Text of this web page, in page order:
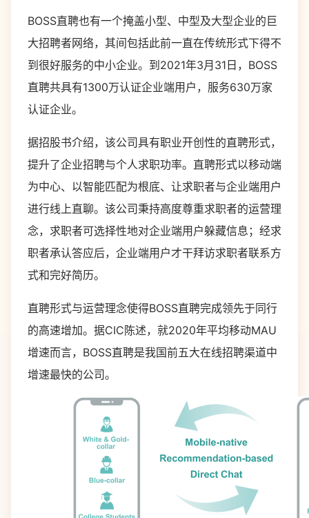
BOSS直聘也有一个掩盖小型、中型及大型企业的巨
大招聘者网络，其间包括此前一直在传统形式下得不
到很好服务的中小企业。到2021年3月31日，BOSS
直聘共具有1300万认证企业端用户，服务630万家
认证企业。
据招股书介绍，该公司具有职业开创性的直聘形式，
提升了企业招聘与个人求职功率。直聘形式以移动端
为中心、以智能匹配为根底、让求职者与企业端用户
进行线上直聊。该公司秉持高度尊重求职者的运营理
念，求职者可选择性地对企业端用户躲藏信息；经求
职者承认答应后，企业端用户才干拜访求职者联系方
式和完好简历。
直聘形式与运营理念使得BOSS直聘完成领先于同行
的高速增加。据CIC陈述，就2020年平均移动MAU
增速而言，BOSS直聘是我国前五大在线招聘渠道中
增速最快的公司。